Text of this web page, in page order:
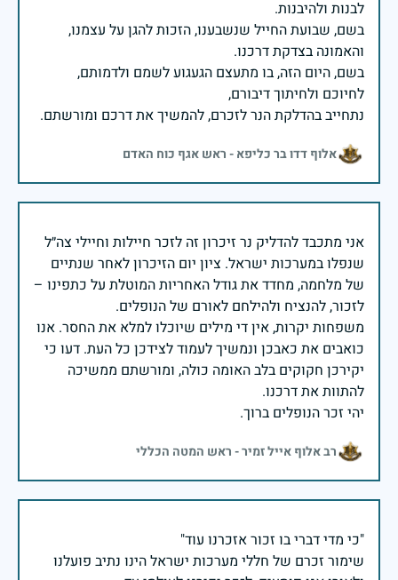
בשם, שבועת החייל שנשבענו, הזכות להגן על עצמנו,
בשם, היום הזה, בו מתעצם הגעגוע לשמם ולדמותם,
נתחייב בהדלקת הנר לזכרם, להמשיך את דרכם ומורשתם.
אלוף דדו בר כליפא - ראש אגף כוח האדם
אני מתכבד להדליק נר זיכרון זה לזכר חיילות וחיילי צה״ל
שנפלו במערכות ישראל. ציון יום הזיכרון לאחר שנתיים
של מלחמה, מחדד את גודל האחריות המוטלת על כתפינו –
משפחות יקרות, אין די מילים שיוכלו למלא את החסר. אנו
כואבים את כאבכן ונמשיך לעמוד לצידכן כל העת. דעו כי
יקירכן חקוקים בלב האומה כולה, ומורשתם ממשיכה
יהי זכר הנופלים ברוך.
רב אלוף אייל זמיר - ראש המטה הכללי
שימור זכרם של חללי מערכות ישראל הינו נתיב פועלנו